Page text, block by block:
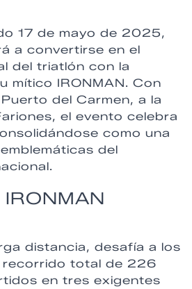
17 de mayo de 2025,
a convertirse en el
del triatlón con la
mítico IRONMAN. Con
del Carmen, a la
el evento celebra
como una
del
distancia, desafía a los
total de 226
en tres exigentes